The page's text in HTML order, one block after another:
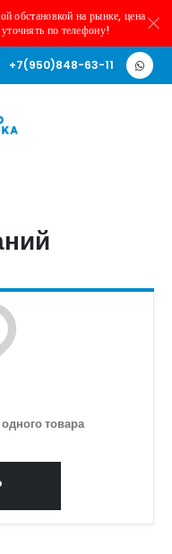
обстановкой на рынке, цена
по телефону!
+7(950)848-63-11
товара